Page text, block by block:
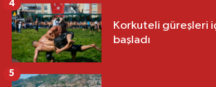
Korkuteli güreşleri
başladı
4
5